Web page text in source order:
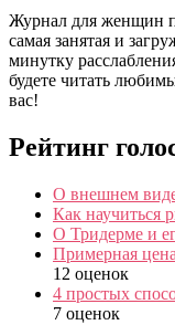
Журнал для женщин
самая занятая и
минутку
будете читать
вас!
Рейтинг
О внешнем
Как научиться
О Тридерме и
Примерная
12 оценок
4 простых
7 оценок